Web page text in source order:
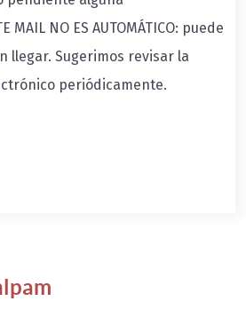
MAIL NO ES AUTOMÁTICO: puede
llegar. Sugerimos revisar la
periódicamente.